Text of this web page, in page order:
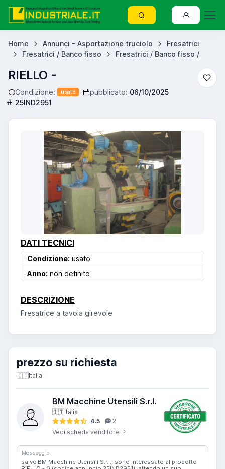
Home Annunci - Asportazione truciolo
Fresatrici
Fresatrici / Banco fisso
Fresatrici / Banco fisso /
RIELLO -
Condizione: usato pubblicato: 06/10/2025
25IND2951
DATI TECNICI
Condizione: usato
Anno: non definito
DESCRIZIONE
Fresatrice a tavola girevole
prezzo su richiesta
🇮🇹Italia
BM Macchine Utensili S.r.l.
🇮🇹Italia
4.5
2
Vedi scheda venditore
Messaggio